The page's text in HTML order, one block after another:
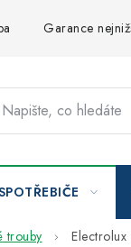
Garance
trouby Electrolux